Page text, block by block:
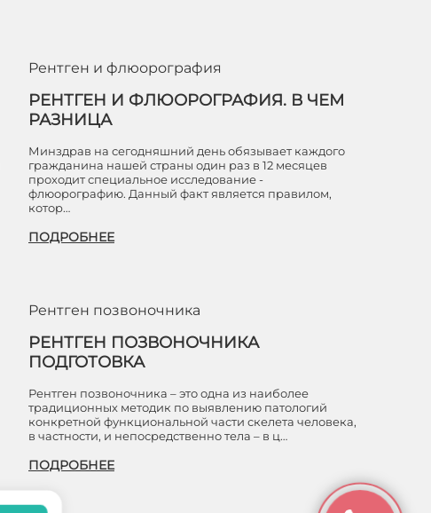
Рентген и флюорография
РЕНТГЕН И ФЛЮОРОГРАФИЯ. В ЧЕМ
РАЗНИЦА
Минздрав на сегодняшний день обязывает каждого
гражданина нашей страны один раз в 12 месяцев
проходит специальное исследование -
флюорографию. Данный факт является правилом,
котор…
ПОДРОБНЕЕ
Рентген позвоночника
РЕНТГЕН ПОЗВОНОЧНИКА
ПОДГОТОВКА
Рентген позвоночника – это одна из наиболее
традиционных методик по выявлению патологий
конкретной функциональной части скелета человека,
в частности, и непосредственно тела – в ц…
ПОДРОБНЕЕ